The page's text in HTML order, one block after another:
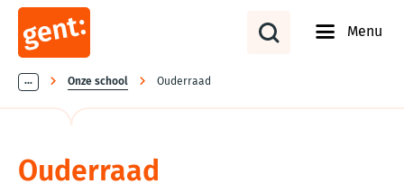
Menu
Kruimelpad
... Onze school Ouderraad
Ouderraad